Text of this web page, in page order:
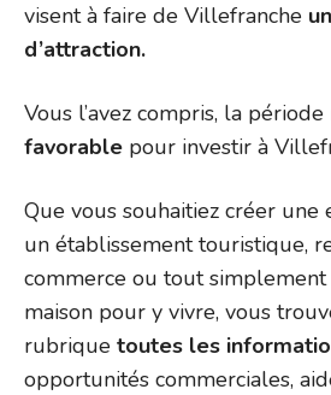
visent à faire de Villefranche
d’attraction.
Vous l’avez compris, la période
favorable pour investir à
Que vous souhaitiez créer une
un établissement touristique,
commerce ou tout
maison pour y vivre, vous
rubrique toutes les
opportunités commerciales,